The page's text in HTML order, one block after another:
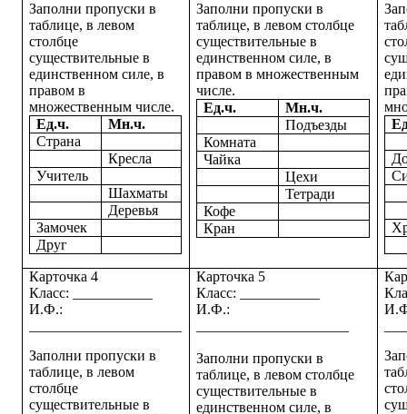
Заполни пропуски в
таблице, в левом
столбце
существительные в
единственном силе, в
правом в
множественным числе.
Ед.ч.
Мн.ч.
Страна
Кресла
Учитель
Шахматы
Деревья
Замочек
Друг
Заполни пропуски в
таблице, в левом столбце
существительные в
единственном силе, в
правом в множественным
числе.
Ед.ч.
Мн.ч.
Подъезды
Комната
Чайка
Цехи
Тетради
Кофе
Кран
Карточка 4
Класс: ___________
И.Ф.:
Заполни пропуски в
таблице, в левом
столбце
существительные в
Карточка 5
Класс: ___________
И.Ф.:
Заполни пропуски в
таблице, в левом столбце
существительные в
единственном силе, в